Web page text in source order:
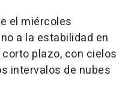
el miércoles
a la estabilidad en
plazo, con cielos
intervalos de nubes